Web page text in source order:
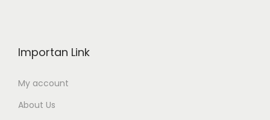
Importan Link
My account
About Us